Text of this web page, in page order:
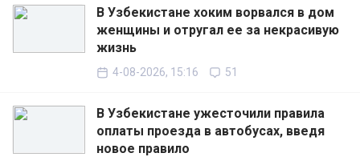
В Узбекистане хоким ворвался в дом
женщины и отругал ее за некрасивую
жизнь
4-08-2026, 15:16 51
В Узбекистане ужесточили правила
оплаты проезда в автобусах, введя
новое правило